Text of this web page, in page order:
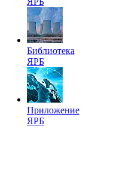
Библиотека
ЯРБ
Приложение
ЯРБ